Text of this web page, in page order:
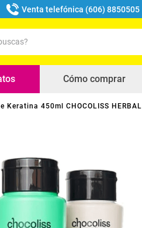
Venta telefónica (606) 8850505
Cómo comprar
Keratina 450ml CHOCOLISS HERBAL
buscados